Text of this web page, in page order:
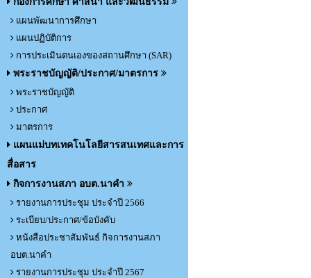
แผนพัฒนาการศึกษา
แผนปฏิบัติการ
การประเมินตนเองของสถานศึกษา (SAR)
พระราชบัญญัติ/ประกาศ/มาตรการ
พระราชบัญญัติ
ประกาศ
มาตรการ
แผนแม่บทเทคโนโลยีสารสนเทศและการ
สื่อสาร
กิจการงานสภา อบต.นาคำ
รายงานการประชุม ประจำปี 2566
ระเบียบ/ประกาศ/ข้อบังคับ
หนังสือประชาสัมพันธ์ กิจการงานสภา
อบต.นาคำ
รายงานการประชุม ประจำปี 2567